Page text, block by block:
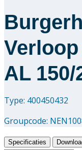
AL 150/
Type: 400450432
Groupcode:
Specificaties